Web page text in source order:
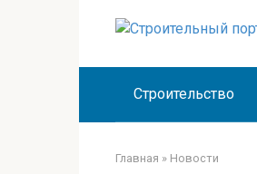
Строительство
Главная » Новости